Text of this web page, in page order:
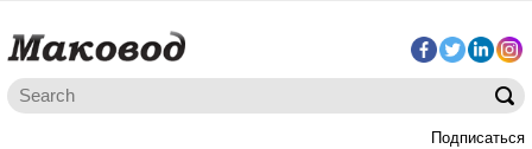
Подписаться